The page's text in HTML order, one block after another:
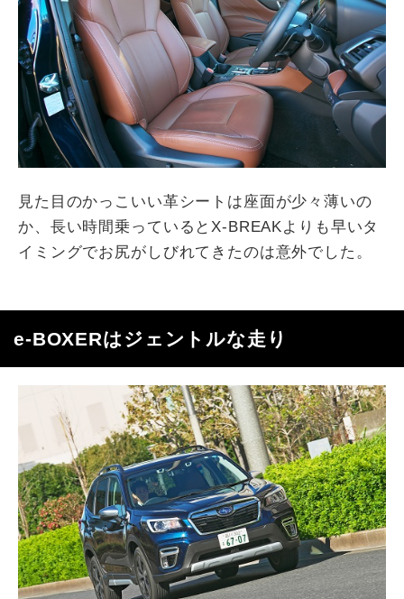
見た目のかっこいい革シートは座面が少々薄いの
か、長い時間乗っているとX-BREAKよりも早いタ
イミングでお尻がしびれてきたのは意外でした。
e-BOXERはジェントルな走り